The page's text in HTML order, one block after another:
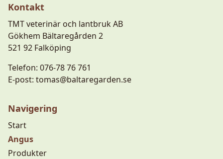
Kontakt
TMT veterinär och lantbruk AB
Gökhem Bältaregården 2
521 92 Falköping
Telefon: 076-78 76 761
E-post: tomas@baltaregarden.se
Navigering
Start
Angus
Produkter